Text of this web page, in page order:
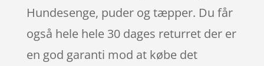
Hundesenge, puder og tæpper. Du får
også hele hele 30 dages returret der er
en god garanti mod at købe det